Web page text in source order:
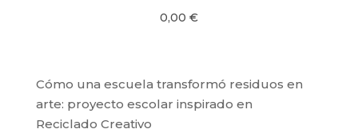
0,00 €
Cómo una escuela transformó residuos en
arte: proyecto escolar inspirado en
Reciclado Creativo